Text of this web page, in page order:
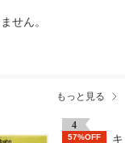
せん。
もっと見る
4
57%OFF